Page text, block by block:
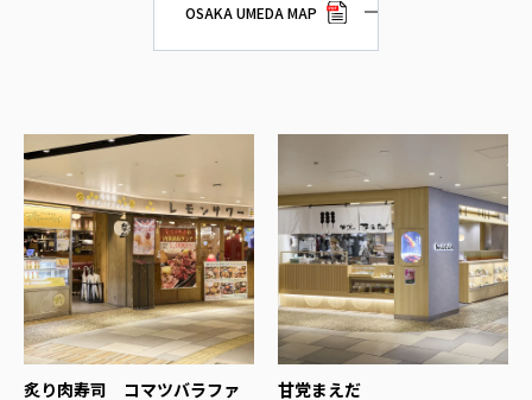
OSAKA UMEDA MAP
炙り肉寿司 コマツバラファ
甘党まえだ